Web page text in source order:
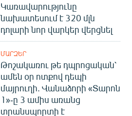
Կառավարությունը
նախատեսում է 320 մլն
դոլարի նոր վարկեր վերցնել
ՄԱՐԶԵՐ
Թոշակառու թե դպրոցական՝
ամեն օր ոտքով դեպի
մայրուղի. Վանաձորի «Տարոն
1»-ը 3 ամիս առանց
տրանսպորտի է